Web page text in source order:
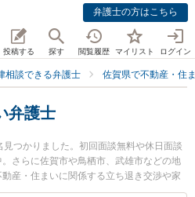
弁護士の方はこちら
投稿する 探す 閲覧履歴 マイリスト ログイン
相談できる弁護士 佐賀県で不動産・住
弁護士
つかりました。初回面談無料や休日面談
さらに佐賀市や鳥栖市、武雄市などの地
産・住まいに関係する立ち退き交渉や家
野での絞り込み検索もでき便利です。特